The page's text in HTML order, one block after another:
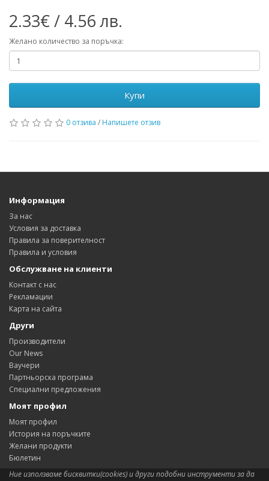
2.33€ / 4.56 лв.
Желано количество за поръчка:
Купи
0 отзива / Напишете отзив
Информация
За нас
Условия за доставка
Правила за поверителност
Правила и условия
Обслужване на клиенти
Контакт с нас
Рекламации
Карта на сайта
Други
Производители
Our News
Ваучери
Партньорска програма
Специални предложения
Моят профил
Моят профил
История на поръчките
Желани продукти
Бюлетин
Ние използваме бисквитки(cookies) и други подобни инструменти за да